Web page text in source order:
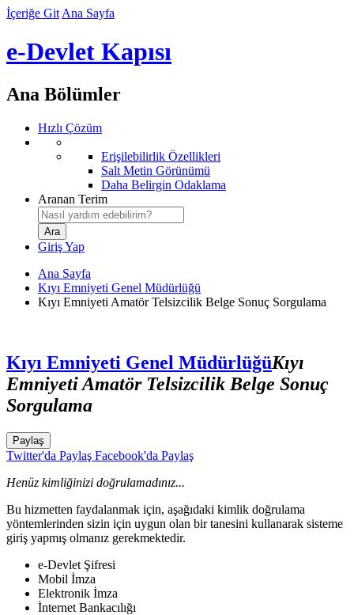
İçeriğe Git Ana Sayfa
e-Devlet Kapısı
Ana Bölümler
Hızlı Çözüm
Erişilebilirlik Özellikleri
Salt Metin Görünümü
Daha Belirgin Odaklama
Aranan Terim
Giriş Yap
Ana Sayfa
Kıyı Emniyeti Genel Müdürlüğü
Kıyı Emniyeti Amatör Telsizcilik Belge Sonuç Sorgulama
Kıyı Emniyeti Genel MüdürlüğüKıyı
Emniyeti Amatör Telsizcilik Belge Sonuç
Sorgulama
Paylaş
Twitter'da Paylaş Facebook'da Paylaş
Henüz kimliğinizi doğrulamadınız...
Bu hizmetten faydalanmak için, aşağıdaki kimlik doğrulama
yöntemlerinden sizin için uygun olan bir tanesini kullanarak sisteme
giriş yapmış olmanız gerekmektedir.
e-Devlet Şifresi
Mobil İmza
Elektronik İmza
İnternet Bankacılığı